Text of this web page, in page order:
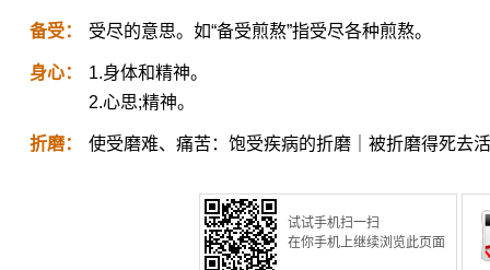
备受： 受尽的意思。如“备受煎熬”指受尽各种煎熬。
身心：
1.身体和精神。
2.心思;精神。
折磨： 使受磨难、痛苦：饱受疾病的折磨｜被折磨得死去
试试手机扫一扫
在你手机上继续浏览此页面